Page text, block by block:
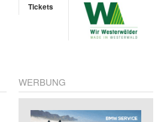
Tickets
WERBUNG